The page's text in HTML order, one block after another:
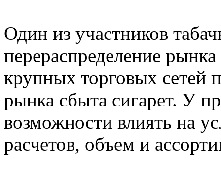
Один из участников
перераспределение
крупных торговых сетей
рынка сбыта сигарет. У
возможности влиять на
расчетов, объем и